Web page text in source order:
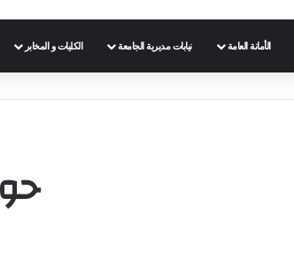
الأمانة العامة نيابات مديرية الجامعة الكليات و المخابر